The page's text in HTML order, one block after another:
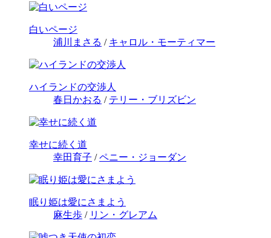
白いページ
浦川まさる / キャロル・モーティマー
ハイランドの交渉人
春日かおる / テリー・ブリズビン
幸せに続く道
幸田育子 /ペニー・ジョーダン
眠り姫は愛にさまよう
麻生歩 / リン・グレアム